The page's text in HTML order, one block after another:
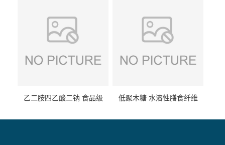
乙二胺四乙酸二钠 食品级
低聚木糖 水溶性膳食纤维